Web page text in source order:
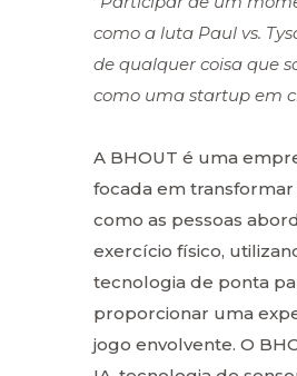
como a luta Paul vs.
de qualquer coisa que
como uma startup em
A BHOUT é uma
focada em transformar
como as pessoas
exercício físico,
tecnologia de ponta
proporcionar uma
jogo envolvente. O